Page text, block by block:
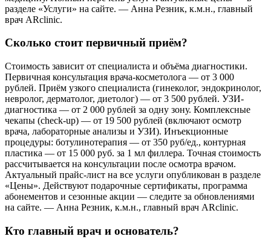
разделе «Услуги» на сайте. — Анна Резник, к.м.н., главный
врач ARclinic.
Сколько стоит первичный приём?
Стоимость зависит от специалиста и объёма диагностики.
Первичная консультация врача-косметолога — от 3 000
рублей. Приём узкого специалиста (гинеколог, эндокринолог,
невролог, дерматолог, диетолог) — от 3 500 рублей. УЗИ-
диагностика — от 2 000 рублей за одну зону. Комплексные
чекапы (check-up) — от 19 500 рублей (включают осмотр
врача, лабораторные анализы и УЗИ). Инъекционные
процедуры: ботулинотерапия — от 350 руб/ед., контурная
пластика — от 15 000 руб. за 1 мл филлера. Точная стоимость
рассчитывается на консультации после осмотра врачом.
Актуальный прайс-лист на все услуги опубликован в разделе
«Цены». Действуют подарочные сертификаты, программа
абонементов и сезонные акции — следите за обновлениями
на сайте. — Анна Резник, к.м.н., главный врач ARclinic.
Кто главный врач и основатель?